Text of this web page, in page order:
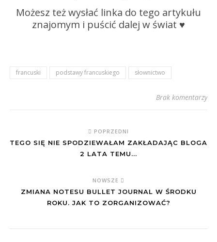
Możesz też wysłać linka do tego artykułu
znajomym i puścić dalej w świat ♥
francuski podstawy francuskiego słownictwo
Brak komentarzy
POPRZEDNI
TEGO SIĘ NIE SPODZIEWAŁAM ZAKŁADAJĄC BLOGA
2 LATA TEMU...
NOWSZE
ZMIANA NOTESU BULLET JOURNAL W ŚRODKU
ROKU. JAK TO ZORGANIZOWAĆ?